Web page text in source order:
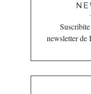
newsletter de